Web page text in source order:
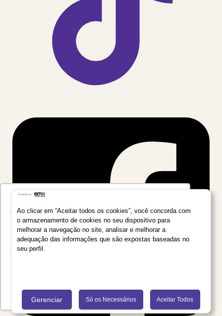
Utilizamos seus dados para oferecer uma
experiência mais relevante ao analisar e
personalizar conteúdos e anúncios em nossa
plataforma e em serviços de terceiros. Consulte
a Política de Privacidade de Dados do Grupo
Recusar Cookies Aceitar Cookies
Ao clicar em “Aceitar todos os cookies”, você concorda com
o armazenamento de cookies no seu dispositivo para
melhorar a navegação no site, analisar e melhorar a
adequação das informações que são expostas baseadas no
seu perfil.
Gerenciar Só os Necessários Aceitar Todos